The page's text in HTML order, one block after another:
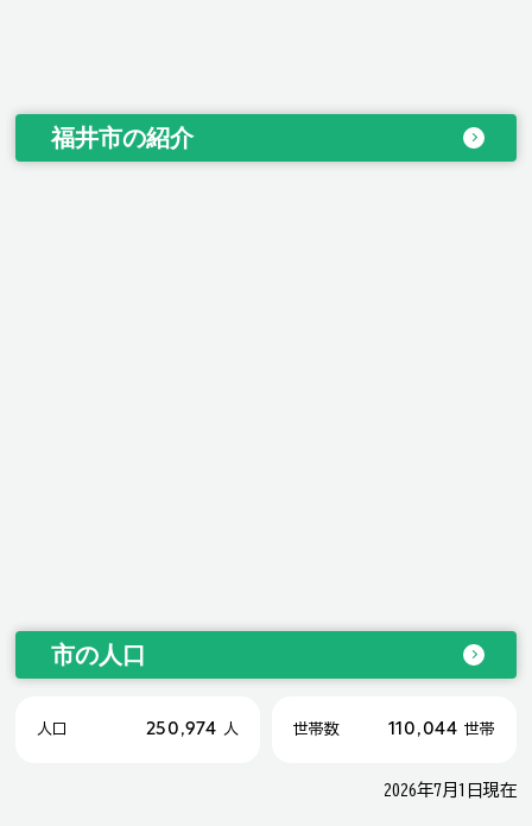
福井市の紹介
市の人口
人口 250,974 人 世帯数 110,044 世帯
2026年7月1日現在